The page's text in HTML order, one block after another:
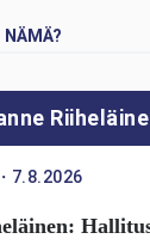
・ 7.8.2026